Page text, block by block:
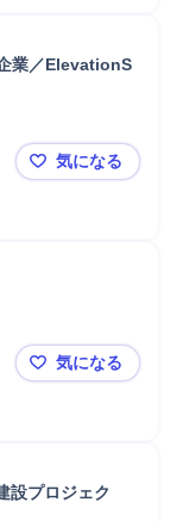
業／ElevationS
Project
気になる
Engineer,
気になる
設プロジェク